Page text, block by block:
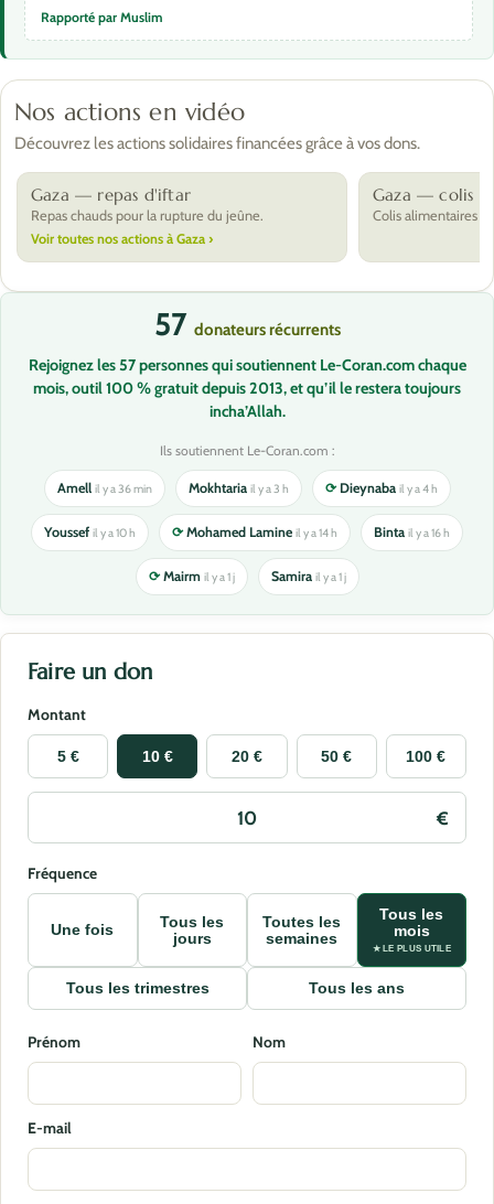
Rapporté par Muslim
Nos actions en vidéo
Découvrez les actions solidaires financées grâce à vos dons.
Gaza — repas d'iftar
Repas chauds pour la rupture du jeûne.
Voir toutes nos actions à Gaza ›
Gaza — colis
Colis alimentaires
57 donateurs récurrents
Rejoignez les 57 personnes qui soutiennent Le-Coran.com chaque
mois, outil 100 % gratuit depuis 2013, et qu’il le restera toujours
incha’Allah.
Ils soutiennent Le-Coran.com :
Amell il y a 36 min Mokhtaria il y a 3 h ⟳Dieynaba il y a 4 h
Youssef il y a 10 h ⟳Mohamed Lamine il y a 14 h Binta il y a 16 h
⟳Mairm il y a 1 j Samira il y a 1 j
Faire un don
Montant
5 € 10 € 20 € 50 € 100 €
Fréquence
Une fois
Tous les
jours
Toutes les
semaines
Tous les
mois
★ LE PLUS UTILE
Tous les trimestres Tous les ans
Prénom Nom
E-mail